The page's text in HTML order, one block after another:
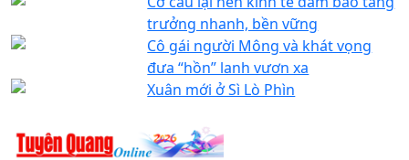
trưởng nhanh, bền vững
Cô gái người Mông và khát vọng
đưa “hồn” lanh vươn xa
Xuân mới ở Sì Lò Phìn